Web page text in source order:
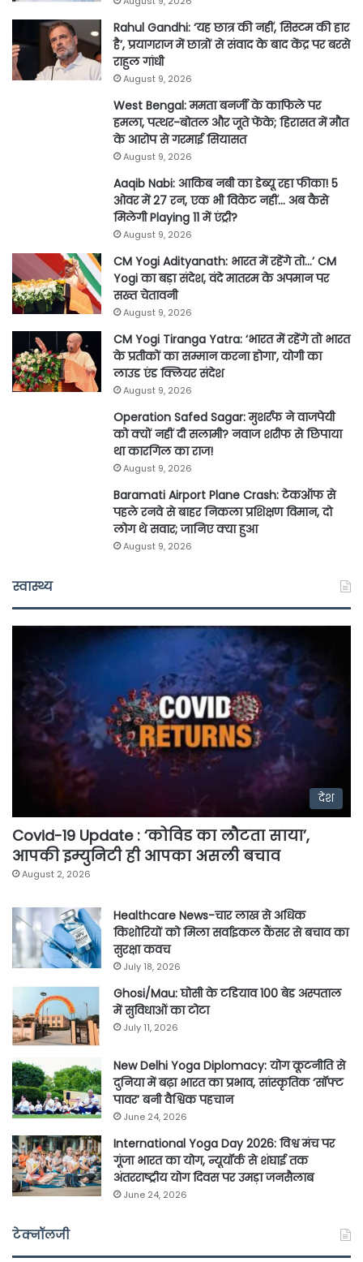
Rahul Gandhi: ‘यह छात्र की नहीं, सिस्टम की हार
है’, प्रयागराज में छात्रों से संवाद के बाद केंद्र पर बरसे
राहुल गांधी
August 9, 2026
West Bengal: ममता बनर्जी के काफिले पर
हमला, पत्थर-बोतल और जूते फेंके; हिरासत में मौत
के आरोप से गरमाई सियासत
August 9, 2026
Aaqib Nabi: आकिब नबी का डेब्यू रहा फीका! 5
ओवर में 27 रन, एक भी विकेट नहीं… अब कैसे
मिलेगी Playing 11 में एंट्री?
August 9, 2026
CM Yogi Adityanath: भारत में रहेंगे तो…’ CM
Yogi का बड़ा संदेश, वंदे मातरम के अपमान पर
सख्त चेतावनी
August 9, 2026
CM Yogi Tiranga Yatra: ‘भारत में रहेंगे तो भारत
के प्रतीकों का सम्मान करना होगा’, योगी का
लाउड एंड क्लियर संदेश
August 9, 2026
Operation Safed Sagar: मुशर्रफ ने वाजपेयी
को क्यों नहीं दी सलामी? नवाज शरीफ से छिपाया
था कारगिल का राज!
August 9, 2026
Baramati Airport Plane Crash: टेकऑफ से
पहले रनवे से बाहर निकला प्रशिक्षण विमान, दो
लोग थे सवार; जानिए क्या हुआ
August 9, 2026
स्वास्थ्य
देश
Covid-19 Update : ‘कोविड का लौटता साया’,
आपकी इम्युनिटी ही आपका असली बचाव
August 2, 2026
Healthcare News-चार लाख से अधिक
किशोरियों को मिला सर्वाइकल कैंसर से बचाव का
सुरक्षा कवच
July 18, 2026
Ghosi/Mau: घोसी के टडियाव 100 बेड अस्पताल
में सुविधाओं का टोटा
July 11, 2026
New Delhi Yoga Diplomacy: योग कूटनीति से
दुनिया में बढ़ा भारत का प्रभाव, सांस्कृतिक ‘सॉफ्ट
पावर’ बनी वैश्विक पहचान
June 24, 2026
International Yoga Day 2026: विश्व मंच पर
गूंजा भारत का योग, न्यूयॉर्क से शंघाई तक
अंतरराष्ट्रीय योग दिवस पर उमड़ा जनसैलाब
June 24, 2026
टेक्नॉलजी